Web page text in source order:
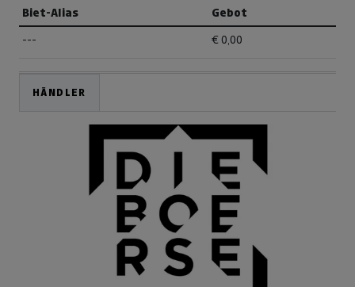
Biet-Alias Gebot
--- € 0,00
HÄNDLER